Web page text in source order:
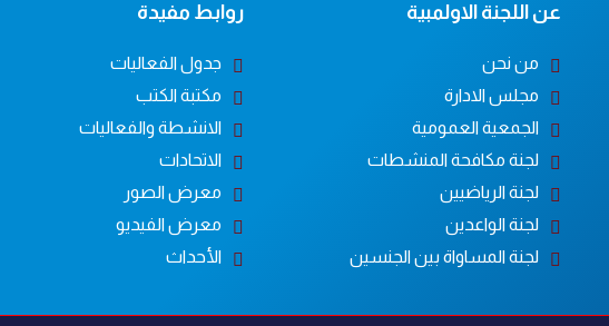
عن اللجنة الاولمبية
من نحن
مجلس الادارة
الجمعية العمومية
لجنة مكافحة المنشطات
لجنة الرياضيين
لجنة الواعدين
لجنة المساواة بين الجنسين
روابط مفيدة
جدول الفعاليات
مكتبة الكتب
الانشطة والفعاليات
الاتحادات
معرض الصور
معرض الفيديو
الأحداث